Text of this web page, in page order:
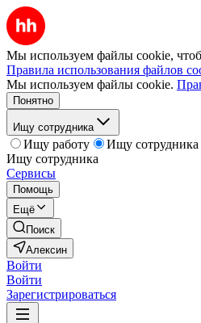
Мы используем файлы cookie,
Правила использования файлов
Мы используем файлы cookie.
Понятно
Ищу сотрудника
Ищу работу
Ищу сотрудника
Ищу сотрудника
Сервисы
Помощь
Ещё
Поиск
Алексин
Войти
Войти
Зарегистрироваться